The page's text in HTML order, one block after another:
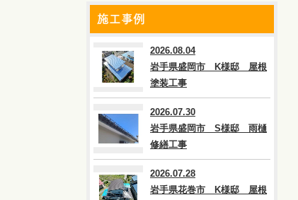
施工事例
2026.08.04
岩手県盛岡市 K様邸 屋根
塗装工事
2026.07.30
岩手県盛岡市 S様邸 雨樋
修繕工事
2026.07.28
岩手県花巻市 K様邸 屋根